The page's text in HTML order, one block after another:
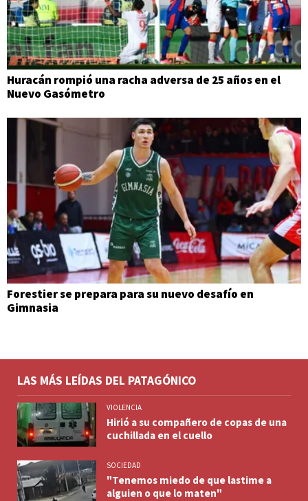
Huracán rompió una racha adversa de 25 años en el
Nuevo Gasómetro
Forestier se prepara para su nuevo desafío en
Gimnasia
LAS MÁS LEÍDAS DEL PATAGÓNICO
VIOLENCIA
Hirió a su compañero de copas de una
cuchillada en el cuello
SOCIEDAD
"Tenemos miedo de que lastime a
alguien o que lo maten"